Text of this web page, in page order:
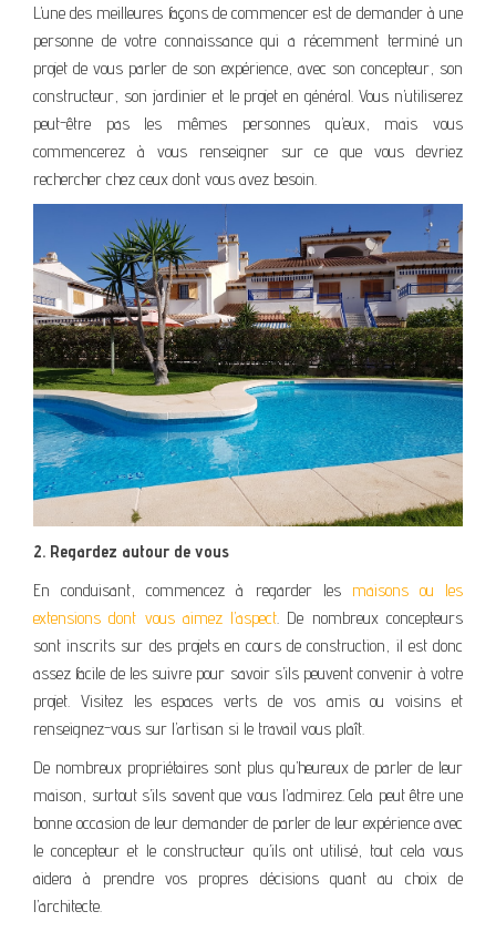
L’une des meilleures façons de commencer est de demander à une
personne de votre connaissance qui a récemment terminé un
projet de vous parler de son expérience, avec son concepteur, son
constructeur, son jardinier et le projet en général. Vous n’utiliserez
peut-être pas les mêmes personnes qu’eux, mais vous
commencerez à vous renseigner sur ce que vous devriez
rechercher chez ceux dont vous avez besoin.
2. Regardez autour de vous
En conduisant, commencez à regarder les maisons ou les
extensions dont vous aimez l’aspect . De nombreux concepteurs
sont inscrits sur des projets en cours de construction, il est donc
assez facile de les suivre pour savoir s’ils peuvent convenir à votre
projet. Visitez les espaces verts de vos amis ou voisins et
renseignez-vous sur l’artisan si le travail vous plaît.
De nombreux propriétaires sont plus qu’heureux de parler de leur
maison, surtout s’ils savent que vous l’admirez. Cela peut être une
bonne occasion de leur demander de parler de leur expérience avec
le concepteur et le constructeur qu’ils ont utilisé, tout cela vous
aidera à prendre vos propres décisions quant au choix de
l’architecte.